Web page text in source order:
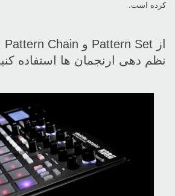
کرده است.‏
نظم دهی ارنجمان ها استفاده